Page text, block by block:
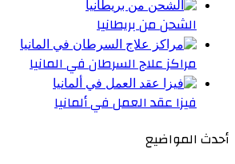
الشحن من بريطانيا
مراكز علاج السرطان في المانيا
فيزا عقد العمل في ألمانيا
أحدث المواضيع